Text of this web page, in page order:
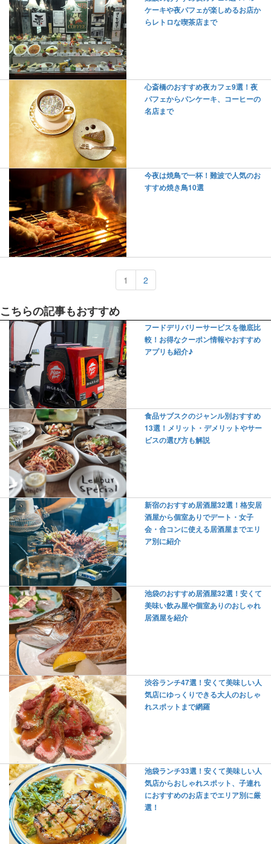
ケーキや夜パフェが楽しめるお店か
らレトロな喫茶店まで
心斎橋のおすすめ夜カフェ9選！夜
パフェからパンケーキ、コーヒーの
名店まで
今夜は焼鳥で一杯！難波で人気のお
すすめ焼き鳥10選
1 2
こちらの記事もおすすめ
フードデリバリーサービスを徹底比
較！お得なクーポン情報やおすすめ
アプリも紹介♪
食品サブスクのジャンル別おすすめ
13選！メリット・デメリットやサー
ビスの選び方も解説
新宿のおすすめ居酒屋32選！格安居
酒屋から個室ありでデート・女子
会・合コンに使える居酒屋までエリ
ア別に紹介
池袋のおすすめ居酒屋32選！安くて
美味い飲み屋や個室ありのおしゃれ
居酒屋を紹介
渋谷ランチ47選！安くて美味しい人
気店にゆっくりできる大人のおしゃ
れスポットまで網羅
池袋ランチ33選！安くて美味しい人
気店からおしゃれスポット、子連れ
におすすめのお店までエリア別に厳
選！